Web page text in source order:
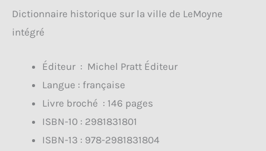
Dictionnaire historique sur la ville de LeMoyne
intégré
Éditeur ‏ : Michel Pratt Éditeur
Langue :‎ française
Livre broché ‏ : ‎146 pages
ISBN-10 : ‎ 2981831801
ISBN-13 : ‎ 978-2981831804